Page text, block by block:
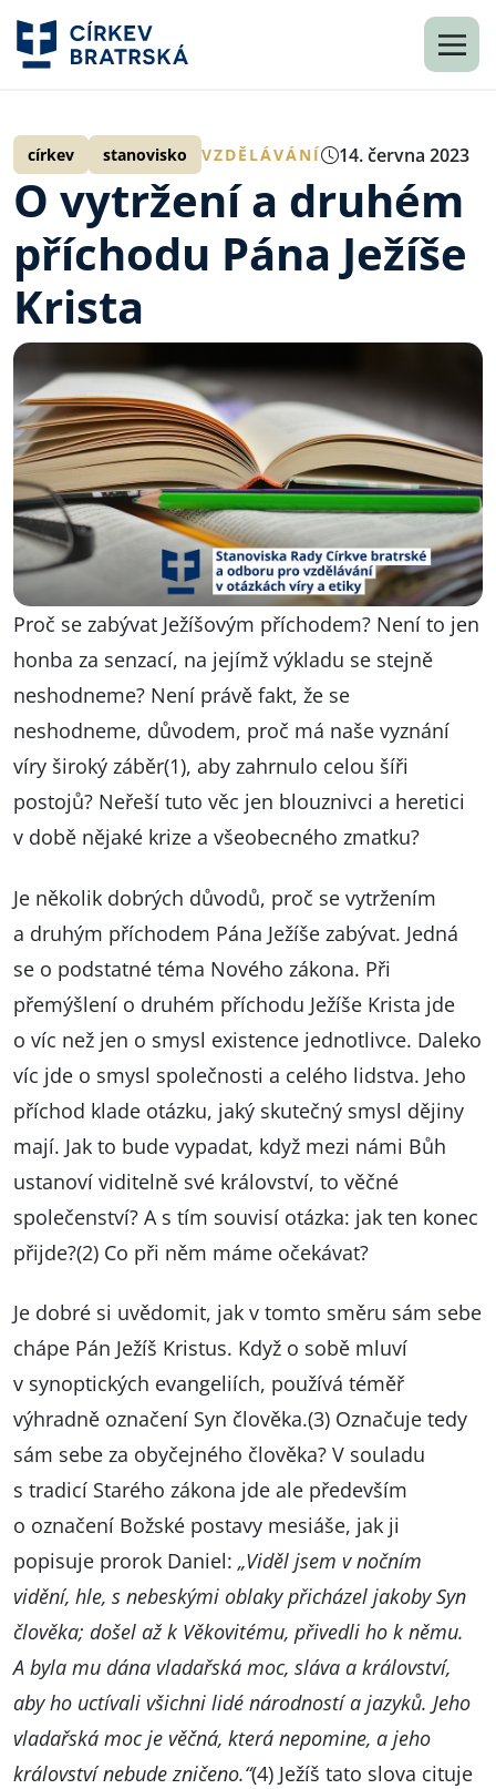
církev stanovisko VZDĚLÁVÁNÍ 14. června 2023
O vytržení a druhém
příchodu Pána Ježíše
Krista
Proč se zabývat Ježíšovým příchodem? Není to jen
honba za senzací, na jejímž výkladu se stejně
neshodneme? Není právě fakt, že se
neshodneme, důvodem, proč má naše vyznání
víry široký záběr(1), aby zahrnulo celou šíři
postojů? Neřeší tuto věc jen blouznivci a heretici
v době nějaké krize a všeobecného zmatku?
Je několik dobrých důvodů, proč se vytržením
a druhým příchodem Pána Ježíše zabývat. Jedná
se o podstatné téma Nového zákona. Při
přemýšlení o druhém příchodu Ježíše Krista jde
o víc než jen o smysl existence jednotlivce. Daleko
víc jde o smysl společnosti a celého lidstva. Jeho
příchod klade otázku, jaký skutečný smysl dějiny
mají. Jak to bude vypadat, když mezi námi Bůh
ustanoví viditelně své království, to věčné
společenství? A s tím souvisí otázka: jak ten konec
přijde?(2) Co při něm máme očekávat?
Je dobré si uvědomit, jak v tomto směru sám sebe
chápe Pán Ježíš Kristus. Když o sobě mluví
v synoptických evangeliích, používá téměř
výhradně označení Syn člověka.(3) Označuje tedy
sám sebe za obyčejného člověka? V souladu
s tradicí Starého zákona jde ale především
o označení Božské postavy mesiáše, jak ji
popisuje prorok Daniel: „Viděl jsem v nočním
vidění, hle, s nebeskými oblaky přicházel jakoby Syn
člověka; došel až k Věkovitému, přivedli ho k němu.
A byla mu dána vladařská moc, sláva a království,
aby ho uctívali všichni lidé národností a jazyků. Jeho
vladařská moc je věčná, která nepomine, a jeho
království nebude zničeno.“(4) Ježíš tato slova cituje